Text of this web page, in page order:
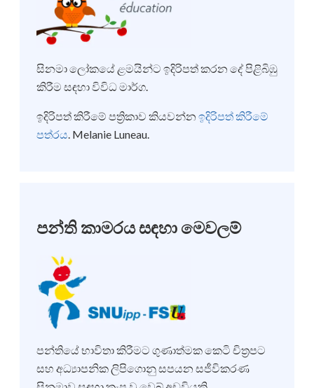
සිනමා ලෝකයේ ළමයින්ට ඉදිරිපත් කරන දේ පිළිබිඹු
කිරීම සඳහා විවිධ මාර්ග.
ඉදිරිපත් කිරීමේ පත්‍රිකාව කියවන්න ඉදිරිපත් කිරීමේ
පත්රය. Melanie Luneau.
පන්ති කාමරය සඳහා මෙවලම්
පන්තියේ භාවිතා කිරීමට ගුණාත්මක කෙටි චිත්‍රපට
සහ අධ්‍යාපනික ලිපිගොනු සපයන සජීවිකරණ